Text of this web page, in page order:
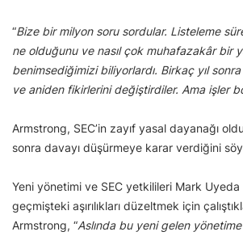
“Bize bir milyon soru sordular. Listeleme
ne olduğunu ve nasıl çok muhafazakâr bir
benimsediğimizi biliyorlardı. Birkaç yıl
ve aniden fikirlerini değiştirdiler. Ama işler
Armstrong, SEC’in zayıf yasal dayanağı
sonra davayı düşürmeye karar verdiğini
Yeni yönetimi ve SEC yetkilileri Mark Uyeda
geçmişteki aşırılıkları düzeltmek için
Armstrong, “Aslında bu yeni gelen